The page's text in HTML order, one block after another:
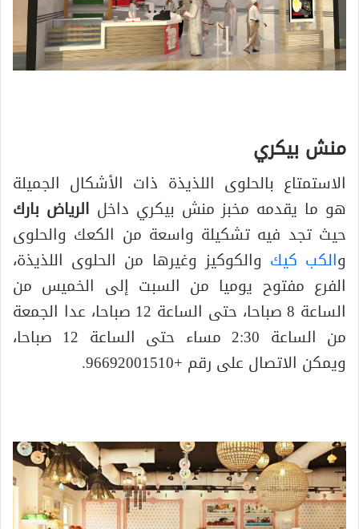
منش بيكري
الاستمتاع بالحلوى اللذيذة ذات الأشكال الجميلة
هو ما يقدمه مخبز منش بيكري داخل الرياض بارك
حيث تجد فيه تشكيلة واسعة من الكعك والحلوى
والكب كيك والكوكيز وغيرها من الحلوى اللذيذة،
الفرع مفتوح يوميا من السبت إلى الخميس من
الساعة 8 صباحا، حتى الساعة 12 صباحا، عدا الجمعة
من الساعة 2:30 مساء حتى الساعة 12 صباحا،
ويمكن الاتصال على رقم +96692001510.